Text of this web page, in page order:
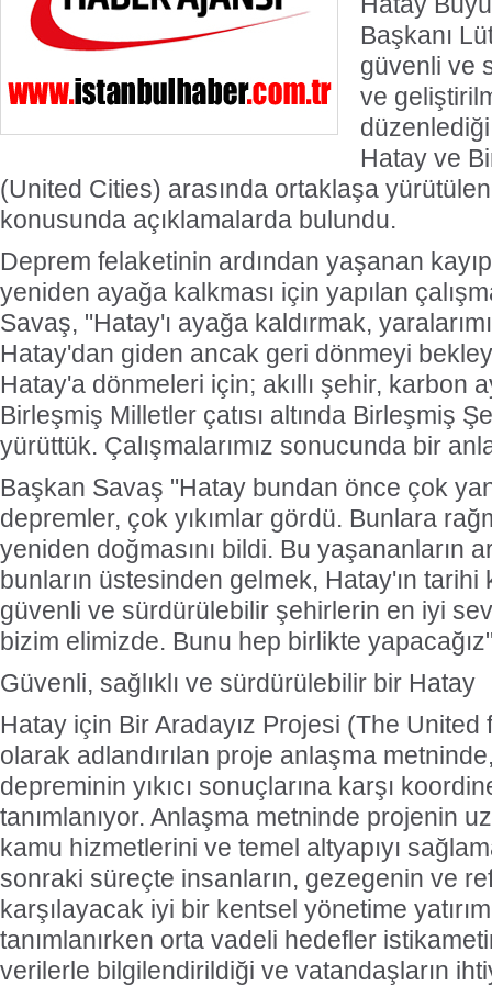
Başkanı
güvenli ve
ve
düzenlediği
Hatay ve
(United Cities) arasında ortaklaşa
konusunda açıklamalarda bulundu.
Deprem felaketinin ardından yaşanan
yeniden ayağa kalkması için yapılan
Savaş, "Hatay'ı ayağa kaldırmak,
Hatay'dan giden ancak geri dönmeyi
Hatay'a dönmeleri için; akıllı şehir, karbon
Birleşmiş Milletler çatısı altında Birleşmiş
yürüttük. Çalışmalarımız sonucunda bir
Başkan Savaş "Hatay bundan önce çok
depremler, çok yıkımlar gördü. Bunlara
yeniden doğmasını bildi. Bu yaşananların
bunların üstesinden gelmek, Hatay'ın tarihi
güvenli ve sürdürülebilir şehirlerin en iyi
bizim elimizde. Bunu hep birlikte
Güvenli, sağlıklı ve sürdürülebilir bir Hatay
Hatay için Bir Aradayız Projesi (The
olarak adlandırılan proje anlaşma
depreminin yıkıcı sonuçlarına karşı
tanımlanıyor. Anlaşma metninde projenin
kamu hizmetlerini ve temel altyapıyı
sonraki süreçte insanların, gezegenin ve
karşılayacak iyi bir kentsel yönetime
tanımlanırken orta vadeli hedefler
verilerle bilgilendirildiği ve vatandaşların